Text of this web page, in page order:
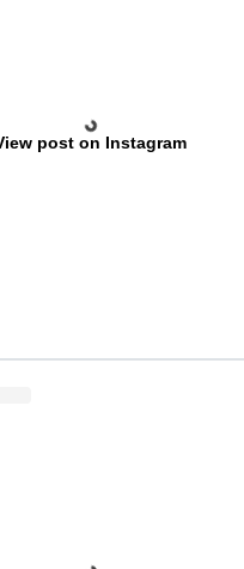
post on Instagram